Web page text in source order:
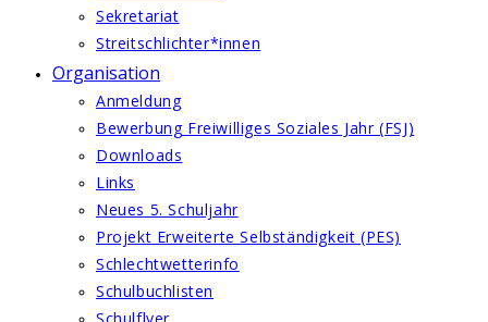
Sekretariat
Streitschlichter*innen
Organisation
Anmeldung
Bewerbung Freiwilliges Soziales Jahr (FSJ)
Downloads
Links
Neues 5. Schuljahr
Projekt Erweiterte Selbständigkeit (PES)
Schlechtwetterinfo
Schulbuchlisten